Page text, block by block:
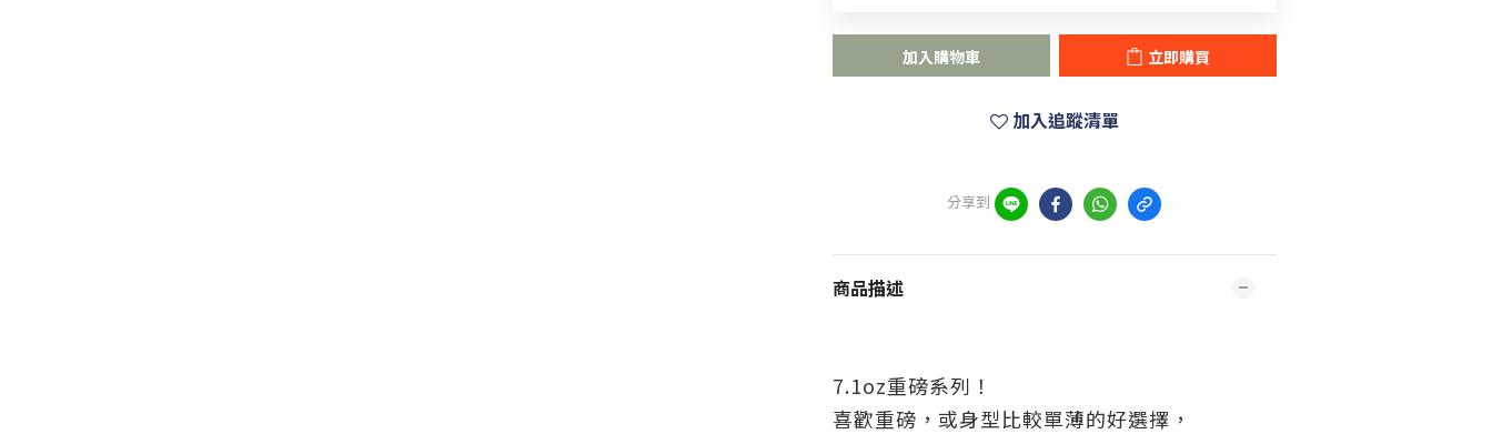
加入購物車 立即購買
加入追蹤清單
分享到
商品描述
7.1oz重磅系列！
喜歡重磅，或身型比較單薄的好選擇，